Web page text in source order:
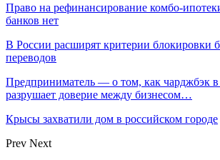
Право на рефинансирование комбо-
банков нет
В России расширят критерии блокировки
переводов
Предприниматель — о том, как чарджбэк в
разрушает доверие между бизнесом…
Крысы захватили дом в российском городе
Prev Next